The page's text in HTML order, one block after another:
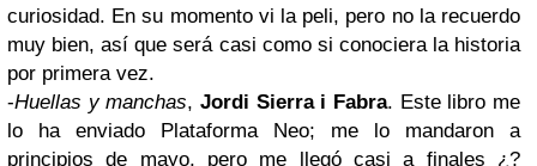
curiosidad. En su momento vi la peli, pero no la recuerdo
muy bien, así queserá casi como si conociera la historia
por primera vez.
-Huellas y manchas,Jordi Sierra i Fabra. Este libro me
lo ha enviado Plataforma Neo; me lo mandaron a
principios de mayo, pero me llegó casi a finales ¿?